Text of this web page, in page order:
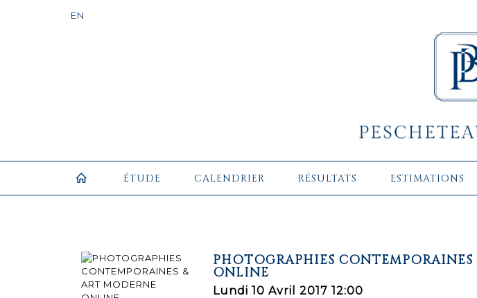
ÉTUDE CALENDRIER RÉSULTATS ESTIMATIONS
PHOTOGRAPHIES
ONLINE
Lundi 10 Avril 2017 12:00